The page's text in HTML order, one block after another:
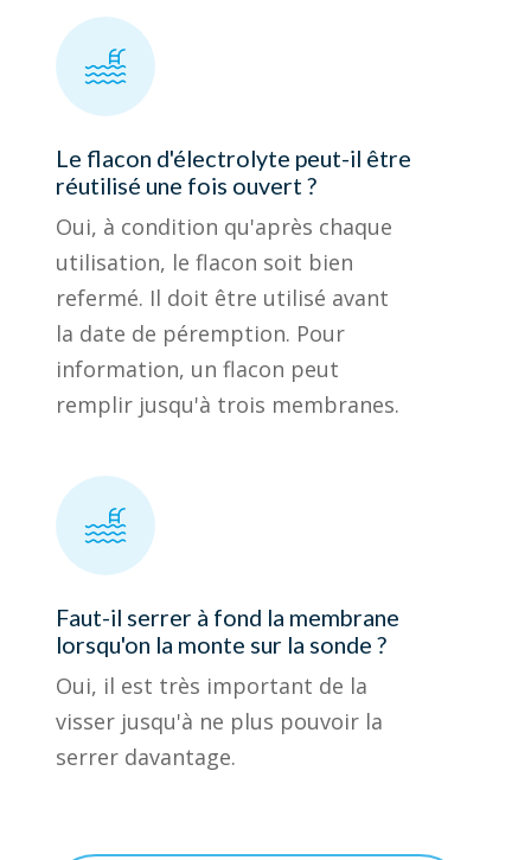
Le flacon d'électrolyte peut-il être
réutilisé une fois ouvert ?
Oui, à condition qu'après chaque
utilisation, le flacon soit bien
refermé. Il doit être utilisé avant
la date de péremption. Pour
information, un flacon peut
remplir jusqu'à trois membranes.
Faut-il serrer à fond la membrane
lorsqu'on la monte sur la sonde ?
Oui, il est très important de la
visser jusqu'à ne plus pouvoir la
serrer davantage.